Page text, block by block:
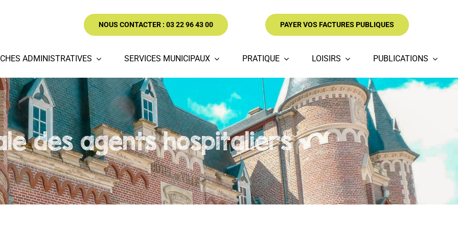
NOUS CONTACTER : 03 22 96 43 00 PAYER VOS FACTURES PUBLIQUES
ADMINISTRATIVES SERVICES MUNICIPAUX PRATIQUE LOISIRS PUBLICATIONS
des agents hospitaliers